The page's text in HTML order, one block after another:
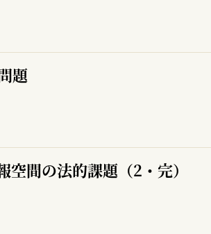
題
空間の法的課題（2・完）